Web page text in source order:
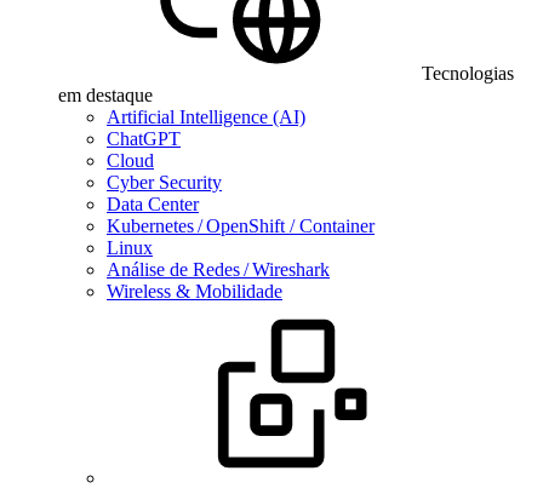
Tecnologias
em destaque
Artificial Intelligence (AI)
ChatGPT
Cloud
Cyber Security
Data Center
Kubernetes / OpenShift / Container
Linux
Análise de Redes / Wireshark
Wireless & Mobilidade